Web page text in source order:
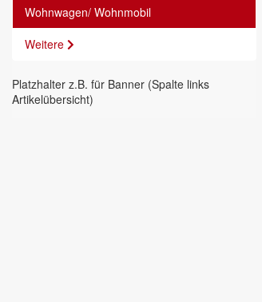
Wohnwagen/ Wohnmobil
Weitere
Platzhalter z.B. für Banner (Spalte links
Artikelübersicht)